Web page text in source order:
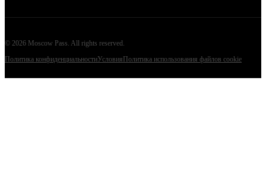
© 2026 Moscow Pass. All rights reserved.
Политика конфиденциальностиУсловия Политика использования файлов cookie